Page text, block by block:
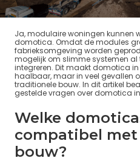
Ja, modulaire woningen kunnen
domotica. Omdat de modules
fabrieksomgeving worden
mogelijk om slimme systemen
integreren. Dit maakt domotica
haalbaar, maar in veel gevallen
traditionele bouw. In dit artikel
gestelde vragen over domotica
Welke
compatibel
bouw?